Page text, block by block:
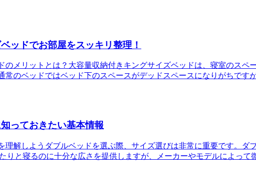
ッドでお部屋をスッキリ整理！
のメリットとは？大容量収納付きキングサイズベッドは、寝室のスペ
常のベッドではベッド下のスペースがデッドスペースになりがちです
っておきたい基本情報
理解しようダブルベッドを選ぶ際、サイズ選びは非常に重要です。ダ
りと寝るのに十分な広さを提供しますが、メーカーやモデルによって